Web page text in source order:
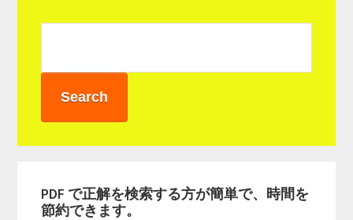
の
イ
バ
PDF で正解を検索する方が簡単で、時間を
節約できます。